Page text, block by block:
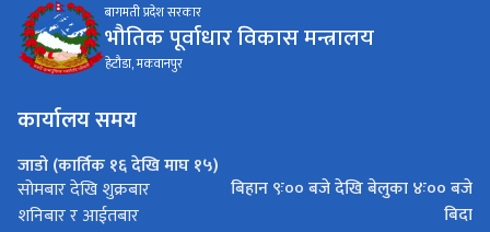
बागमती प्रदेश सरकार
भौतिक पूर्वाधार विकास मन्त्रालय
हेटौडा, मकवानपुर
कार्यालय समय
जाडो (कार्तिक १६ देखि माघ १५)
सोमबार देखि शुक्रबार
बिहान ९ः०० बजे देखि बेलुका ४ः०० बजे
शनिबार र आईतबार
बिदा